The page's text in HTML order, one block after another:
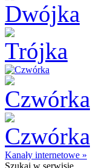
Kanały internetowe »
Szukaj w serwisie